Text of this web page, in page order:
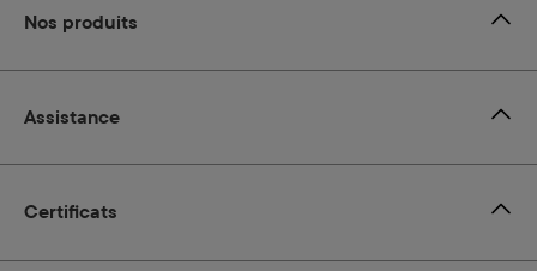
Certificats
Nos produits
Assistance